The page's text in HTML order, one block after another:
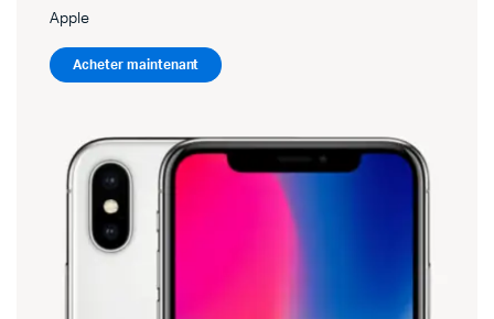
Apple
Acheter maintenant